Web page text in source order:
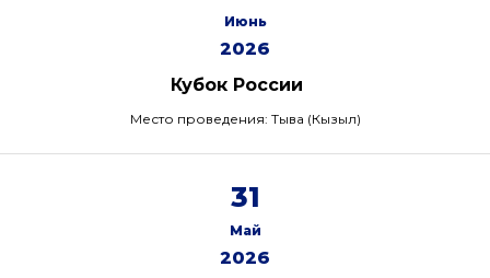
Июнь
2026
Кубок России
Место проведения: Тыва (Кызыл)
31
Май
2026